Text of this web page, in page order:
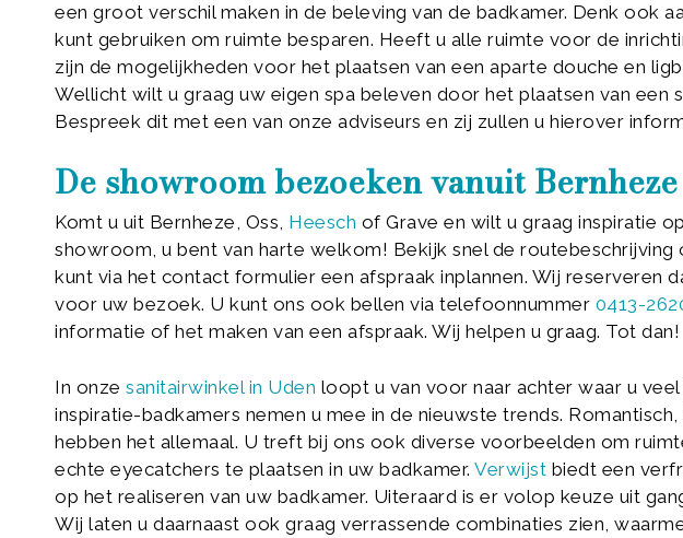
een groot verschil maken in de beleving van de badkamer. Denk ook
kunt gebruiken om ruimte besparen. Heeft u alle ruimte voor de
zijn de mogelijkheden voor het plaatsen van een aparte douche en
Wellicht wilt u graag uw eigen spa beleven door het plaatsen van een
Bespreek dit met een van onze adviseurs en zij zullen u hierover
De showroom bezoeken vanuit Bernheze
Komt u uit Bernheze, Oss, Heesch of Grave en wilt u graag inspiratie
showroom, u bent van harte welkom! Bekijk snel de routebeschrijving
kunt via het contact formulier een afspraak inplannen. Wij reserveren
voor uw bezoek. U kunt ons ook bellen via telefoonnummer 0413-
informatie of het maken van een afspraak. Wij helpen u graag. Tot dan!
In onze sanitairwinkel in Uden loopt u van voor naar achter waar u
inspiratie-badkamers nemen u mee in de nieuwste trends.
hebben het allemaal. U treft bij ons ook diverse voorbeelden om
echte eyecatchers te plaatsen in uw badkamer. Verwijst biedt een
op het realiseren van uw badkamer. Uiteraard is er volop keuze uit
Wij laten u daarnaast ook graag verrassende combinaties zien,